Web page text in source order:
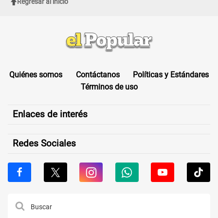
Regresar al inicio
Quiénes somos Contáctanos
Políticas y Estándares
Términos de uso
Enlaces de interés
Redes Sociales